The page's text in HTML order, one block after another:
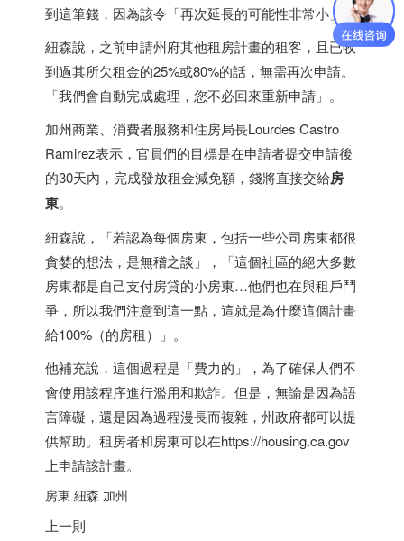
到這筆錢，因為該令「再次延長的可能性非常小」。
紐森說，之前申請州府其他租房計畫的租客，且已收
到過其所欠租金的25%或80%的話，無需再次申請。
「我們會自動完成處理，您不必回來重新申請」。
加州商業、消費者服務和住房局長Lourdes Castro
Ramirez表示，官員們的目標是在申請者提交申請後
的30天內，完成發放租金減免額，錢將直接交給房
東。
紐森說，「若認為每個房東，包括一些公司房東都很
貪婪的想法，是無稽之談」，「這個社區的絕大多數
房東都是自己支付房貸的小房東…他們也在與租戶鬥
爭，所以我們注意到這一點，這就是為什麼這個計畫
給100%（的房租）」。
他補充說，這個過程是「費力的」，為了確保人們不
會使用該程序進行濫用和欺詐。但是，無論是因為語
言障礙，還是因為過程漫長而複雜，州政府都可以提
供幫助。租房者和房東可以在https://housing.ca.gov
上申請該計畫。
房東 紐森 加州
上一則